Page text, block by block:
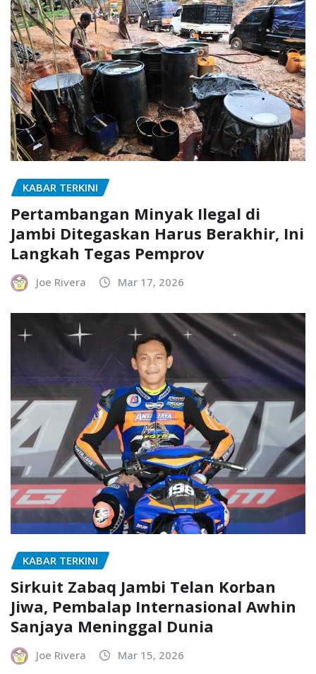
KABAR TERKINI
Pertambangan Minyak Ilegal di
Jambi Ditegaskan Harus Berakhir, Ini
Langkah Tegas Pemprov
Joe Rivera Mar 17, 2026
KABAR TERKINI
Sirkuit Zabaq Jambi Telan Korban
Jiwa, Pembalap Internasional Awhin
Sanjaya Meninggal Dunia
Joe Rivera Mar 15, 2026